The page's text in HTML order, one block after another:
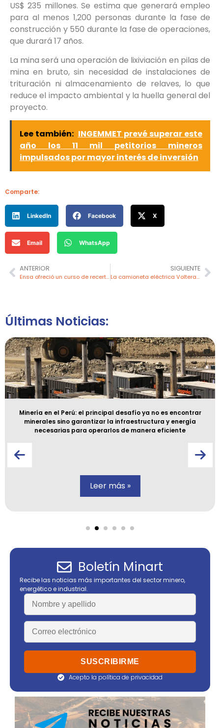
US$ 235 millones. Se estima que generará empleo
para al menos 1,200 personas durante la fase de
construcción y 550 durante la fase de operaciones,
que durará 17 años.
La mina será una operación de lixiviación en pilas de
mina en bruto, sin necesidad de instalaciones de
trituración ni almacenamiento de relaves, lo que
reduce el impacto ambiental y la huella general del
proyecto.
Lee también: INGEMMET prevé superar este
año los 11 mil petitorios mineros
impulsados por mayor interés de inversión
Comparte:
LinkedIn Facebook X
Email WhatsApp
ANTERIOR
Ensa ofreció un curso de recertificación y seguridad en trabajos en líneas energizadas
SIGUIENTE
La camioneta eléctrica Voltera R6 4×4 en El Teniente se presenta como el vehículo del futuro para Codelco
Últimas Noticias:
Minería en el Perú: el principal desafío ya no es encontrar
minerales sino garantizar la infraestructura y energía
necesarias para operarlos de manera eficiente
Leer más »
Boletín Minart
Recibe las noticias más importantes del sector minero,
energético e industrial.
Acepto la política de privacidad